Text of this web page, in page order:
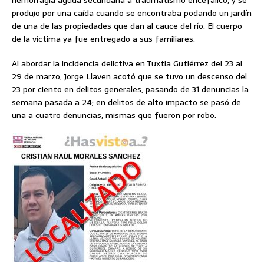
produjo por una caída cuando se encontraba podando un jardín
de una de las propiedades que dan al cauce del río. El cuerpo
de la víctima ya fue entregado a sus familiares.
Al abordar la incidencia delictiva en Tuxtla Gutiérrez del 23 al
29 de marzo, Jorge Llaven acotó que se tuvo un descenso del
23 por ciento en delitos generales, pasando de 31 denuncias la
semana pasada a 24; en delitos de alto impacto se pasó de
una a cuatro denuncias, mismas que fueron por robo.